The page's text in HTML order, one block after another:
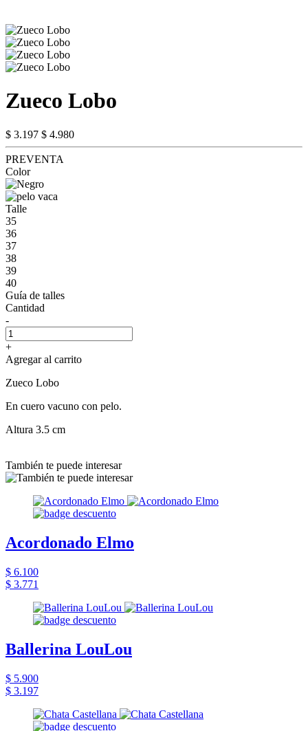
Zueco Lobo
$ 3.197 $ 4.980
PREVENTA
Color
Talle
35
36
37
38
39
40
Guía de talles
Cantidad
-
+
Agregar al carrito
Zueco Lobo
En cuero vacuno con pelo.
Altura 3.5 cm
También te puede interesar
Acordonado Elmo
$ 6.100
$ 3.771
Ballerina LouLou
$ 5.900
$ 3.197